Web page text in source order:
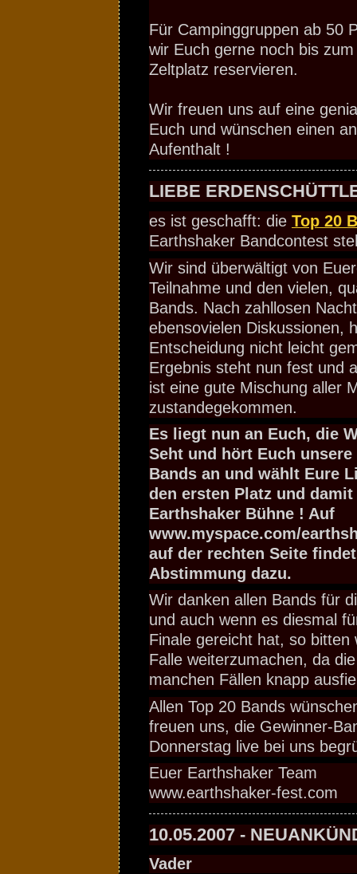
Für Campinggruppen ab 50
wir Euch gerne noch bis
Zeltplatz reservieren.
Wir freuen uns auf eine
Euch und wünschen einen
Aufenthalt !
LIEBE
es ist geschafft: die Top 20
Earthshaker Bandcontest
Wir sind überwältigt von
Teilnahme und den vielen,
Bands. Nach zahllosen
ebensovielen Diskussionen,
Entscheidung nicht leicht
Ergebnis steht nun fest und
ist eine gute Mischung aller
zustandegekommen.
Es liegt nun an Euch, die
Seht und hört Euch unsere
Bands an und wählt Eure
den ersten Platz und
Earthshaker Bühne ! Auf
www.myspace.com/
auf der rechten Seite
Abstimmung dazu.
Wir danken allen Bands für
und auch wenn es diesmal
Finale gereicht hat, so bitten
Falle weiterzumachen, da
manchen Fällen knapp
Allen Top 20 Bands
freuen uns, die Gewinner-
Donnerstag live bei uns
Euer Earthshaker Team
www.earthshaker-fest.com
10.05.2007 -
Vader